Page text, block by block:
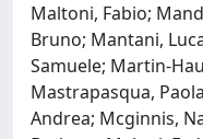
Maltoni, Fabio;
Bruno; Mantani,
Samuele; Martin-
Mastrapasqua,
Andrea; Mcginnis,